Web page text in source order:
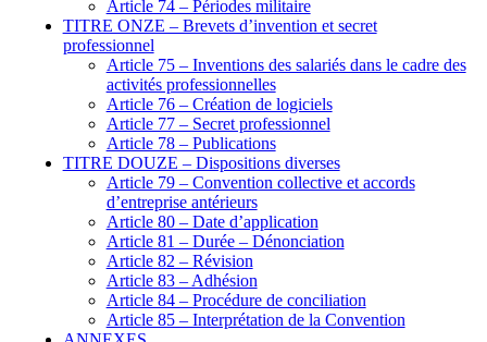
Article 74 – Périodes militaire
TITRE ONZE – Brevets d’invention et secret
professionnel
Article 75 – Inventions des salariés dans le cadre des
activités professionnelles
Article 76 – Création de logiciels
Article 77 – Secret professionnel
Article 78 – Publications
TITRE DOUZE – Dispositions diverses
Article 79 – Convention collective et accords
d’entreprise antérieurs
Article 80 – Date d’application
Article 81 – Durée – Dénonciation
Article 82 – Révision
Article 83 – Adhésion
Article 84 – Procédure de conciliation
Article 85 – Interprétation de la Convention